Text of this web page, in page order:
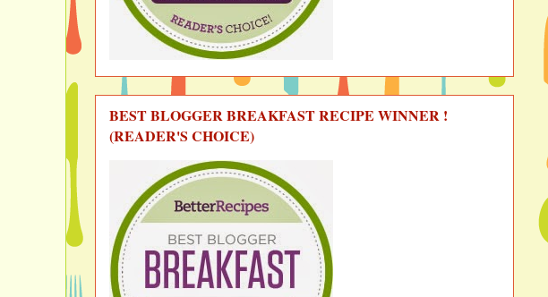
BEST BLOGGER BREAKFAST RECIPE WINNER !
(READER'S CHOICE)